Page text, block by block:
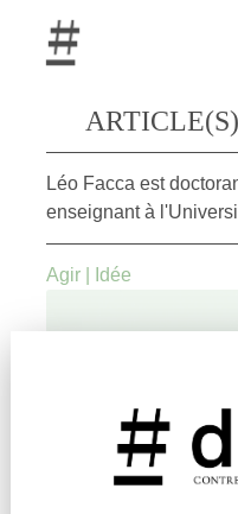
Léo Facca est
enseignant à
Agir Idée